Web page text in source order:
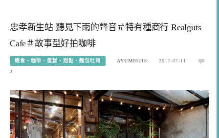
忠孝新生站 聽見下雨的聲音＃特有種商行 Realguts
Cafe＃故事型好拍咖啡
輕食、咖啡、蛋糕、甜點、麵包吐司 AYUMI0218
2017-07-11
2